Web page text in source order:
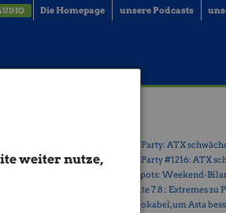
weiter nutze,
Die Homepage unsere Podcasts
» Wiener Börse Party: ATX
» Wiener Börse Party #1216: ATX
» Österreich-Depots: Weekend-
» Börsegeschichte 7.8.: Extremes zu
» Nachlese: 10 Vokabel, um Asta